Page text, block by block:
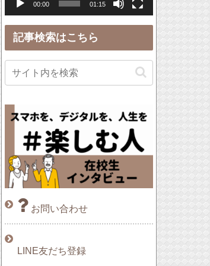
ヤ
ー
00:00 01:15
記事検索はこちら
お問い合わせ
LINE友だち登録